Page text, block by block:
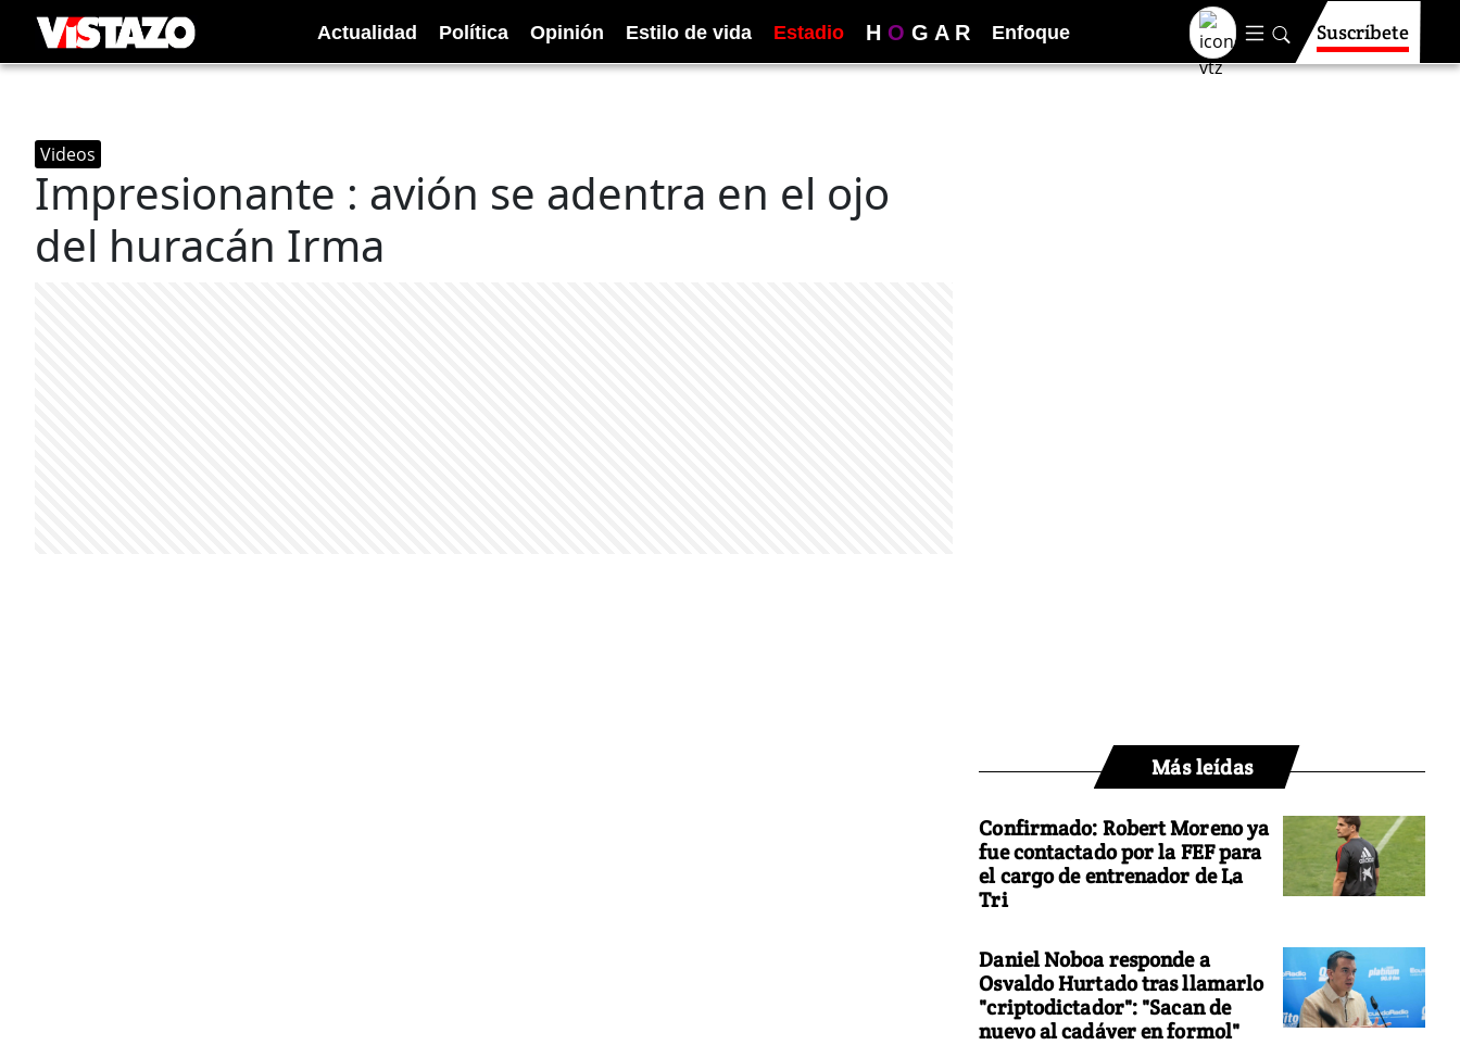
Actualidad Política Opinión Estilo de vida Estadio H O G A R Enfoque Suscríbete
Videos
Impresionante : avión se adentra en el ojo
del huracán Irma
Más leídas
Confirmado: Robert Moreno ya
fue contactado por la FEF para
el cargo de entrenador de La
Tri
Daniel Noboa responde a
Osvaldo Hurtado tras llamarlo
"criptodictador": "Sacan de
nuevo al cadáver en formol"